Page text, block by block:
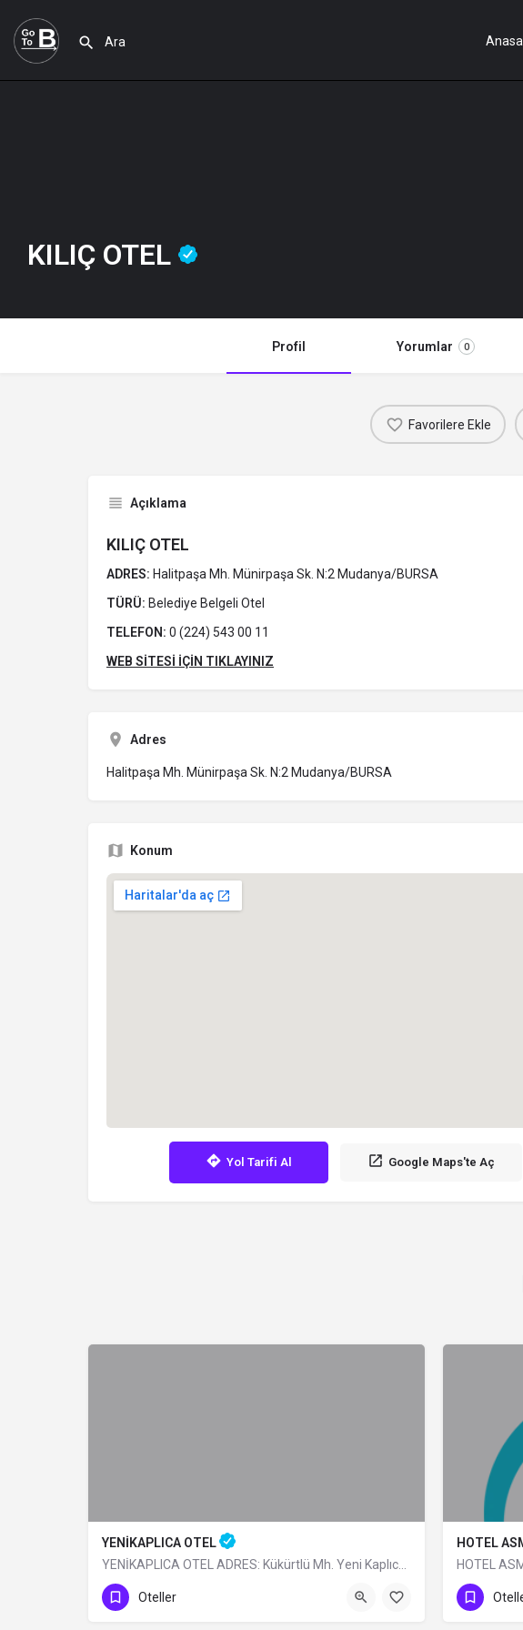
KILIÇ OTEL
Profil Yorumlar 0
Favorilere Ekle
Açıklama
KILIÇ OTEL
ADRES: Halitpaşa Mh. Münirpaşa Sk. N:2 Mudanya/BURSA
TÜRÜ: Belediye Belgeli Otel
TELEFON: 0 (224) 543 00 11
WEB SİTESİ İÇİN TIKLAYINIZ
Adres
Halitpaşa Mh. Münirpaşa Sk. N:2 Mudanya/BURSA
Konum
Yol Tarifi Al Google Maps'te Aç
YENİKAPLICA OTEL
YENİKAPLICA OTEL ADRES: Kükürtlü Mh. Yeni Kaplıca Cd. N:6 Osmangazi/BURSA TÜRÜ: Belediye Belgeli…
0 (224) 236 69 68
Oteller
HOTEL
0